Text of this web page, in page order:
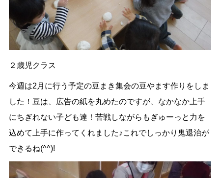
２歳児クラス
今週は2月に行う予定の豆まき集会の豆やます作りをしま
した！豆は、広告の紙を丸めたのですが、なかなか上手
にちぎれない子ども達！苦戦しながらもぎゅーっと力を
込めて上手に作ってくれました♪これでしっかり鬼退治が
できるね(^^)!